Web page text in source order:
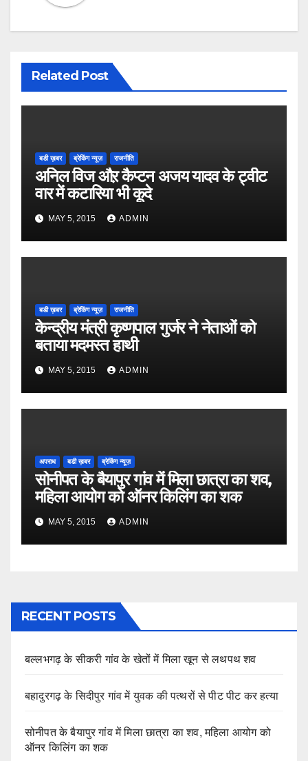
Related Post
बडी ख़बर ब्रेकिंग न्यूज़ राजनीति
अनिल विज औऱ कैप्टन अजय यादव के ट्वीट
वार में कटारिया भी कूदे
MAY 5, 2015 ADMIN
बडी ख़बर ब्रेकिंग न्यूज़ राजनीति
केन्द्रीय मंत्री कृष्णपाल गुर्जर ने नेताओं को
बताया मदमस्त हाथी
MAY 5, 2015 ADMIN
अपराध बडी ख़बर ब्रेकिंग न्यूज़
सोनीपत के बैयापुर गांव में मिला छात्रा का शव,
महिला आयोग को ऑनर किलिंग का शक
MAY 5, 2015 ADMIN
RECENT POSTS
बल्लभगढ़ के सीकरी गांव के खेतों में मिला खून से लथपथ शव
बहादुरगढ़ के सिदीपुर गांव में युवक की पत्थरों से पीट पीट कर हत्या
सोनीपत के बैयापुर गांव में मिला छात्रा का शव, महिला आयोग को
ऑनर किलिंग का शक